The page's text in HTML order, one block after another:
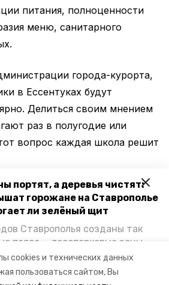
cookies и технических данных
пользоваться сайтом, Вы
портят, а деревья чистят:
горожане на Ставрополье
ли зелёный щит
Ставрополья созданы так
пояса — лесопарковые зоны,
воздействие выхлопных
Справляются ли они с
потоком автотранспорта и
питания, полноценности
меню, санитарного
города-курорта,
в Ессентуках будут
Делиться своим мнением
раз в полугодие или
вопрос каждая школа решит
питании школьников
Путин подписал в марте
ессентукские школы